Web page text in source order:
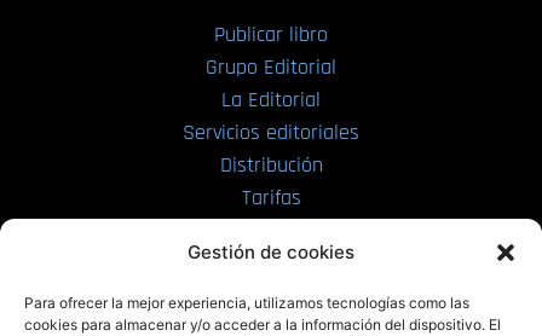
Gestión de cookies
Para ofrecer la mejor experiencia, utilizamos tecnologías como las
cookies para almacenar y/o acceder a la información del dispositivo. El
Publicar libro
Grupo Editorial
La Editorial
Servicios editoriales
Distribución
Tarifas